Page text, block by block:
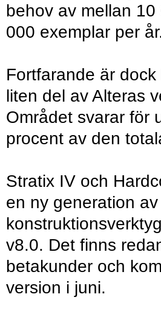
behov av mellan
000 exemplar per
Fortfarande är
liten del av Alteras
Området svarar för
procent av den
Stratix IV och
en ny generation av
v8.0. Det finns
betakunder och
version i juni.